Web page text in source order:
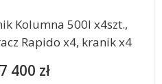
Kolumna 500l x4szt.,
Rapido x4, kranik x4
7 400 zł